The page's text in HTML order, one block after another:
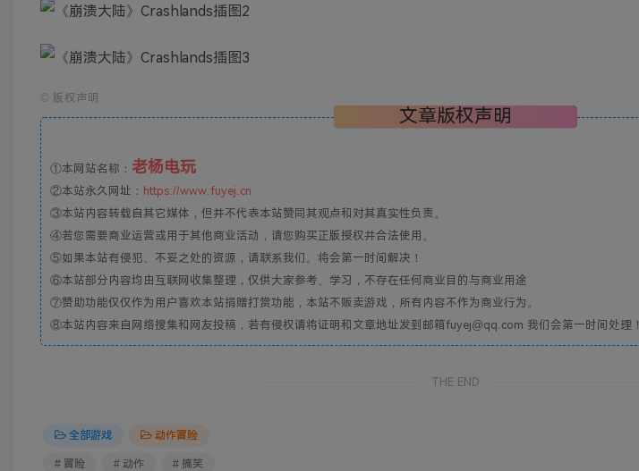
© 版权声明
文章版权声明
①本网站名称： 老杨电玩
②本站永久网址： https://www.fuyej.cn
③本站内容转载自其它媒体，但并不代表本站赞同其观点和对其真实性负责。
④若您需要商业运营或用于其他商业活动，请您购买正版授权并合法使用。
⑤如果本站有侵犯、不妥之处的资源，请联系我们。将会第一时间解决！
⑥本站部分内容均由互联网收集整理，仅供大家参考、学习，不存在任何商业目的与商业用途
⑦赞助功能仅仅作为用户喜欢本站捐赠打赏功能，本站不贩卖游戏，所有内容不作为商业行为。
⑧本站内容来自网络搜集和网友投稿，若有侵权请将证明和文章地址发到邮箱fuyej@qq.com 我们会第一时间处理！
THE END
全部游戏 动作冒险
# 冒险 # 动作 # 搞笑